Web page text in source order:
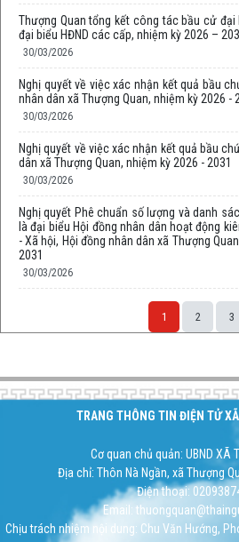
Thượng Quan tổng kết công tác bầu cử đại
đại biểu HĐND các cấp, nhiệm kỳ 2026 –
30/03/2026
Nghị quyết về việc xác nhận kết quả bầu
nhân dân xã Thượng Quan, nhiệm kỳ 2026 -
30/03/2026
Nghị quyết về việc xác nhận kết quả bầu
dân xã Thượng Quan, nhiệm kỳ 2026 - 2031
30/03/2026
Nghị quyết Phê chuẩn số lượng và danh
là đại biểu Hội đồng nhân dân hoạt động
- Xã hội, Hội đồng nhân dân xã Thượng
2031
30/03/2026
1 2 3
TRANG THÔNG TIN ĐIỆN TỬ
Cơ quan chủ quản: UBND XÃ
Địa chỉ: Thôn Nà Ngần, xã Thượng
Điện thoại:
Email:
Chịu trách nhiệm nội dung: Chu Văn Hướng,